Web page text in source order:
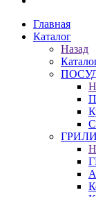
Главная
Каталог
Назад
ГРИЛИ